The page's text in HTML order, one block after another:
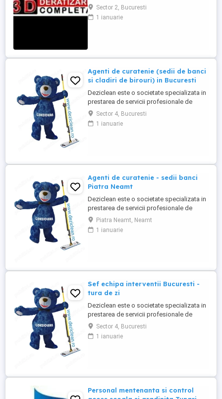
spatiile alocate pentru desfasurarea
activitatii in Bucuresti si imprejurimi
Program: 08:00-16:00 L-V, iar Sambata (1-2
...
Sector 2, Bucuresti
1 ianuarie
Agenti de curatenie (sedii de banci
si cladiri de birouri) in Bucuresti
Deziclean este o societate specializata in
prestarea de servicii profesionale de
curatenie. Compania noastra asigura
servicii de curatenie in aproape toate
orasele mari din Romania. Suntem in
Sector 4, Bucuresti
1 ianuarie
Agenti de curatenie - sedii banci
Piatra Neamt
Deziclean este o societate specializata in
prestarea de servicii profesionale de
curatenie. Compania noastra asigura
servicii de curatenie in aproape toate
orasele mari din Romania. Suntem in
Piatra Neamt, Neamt
1 ianuarie
Sef echipa interventii Bucuresti -
tura de zi
Deziclean este o societate specializata in
prestarea de servicii profesionale de
curatenie. Compania noastra asigura
servicii de curatenie in aproape toate
orasele mari din România. Cautam: - Sef
Sector 4, Bucuresti
1 ianuarie
Personal mentenanta si control